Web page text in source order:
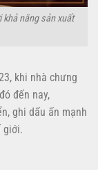
năng sản xuất
khi nhà chưng
đến nay,
ghi dấu ấn mạnh
giới.